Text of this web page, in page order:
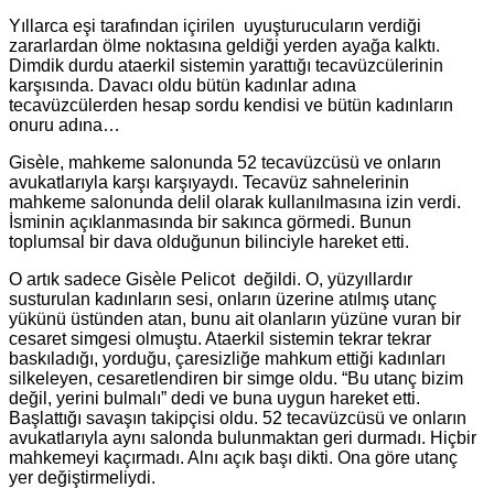
Yıllarca eşi tarafından içirilen uyuşturucuların verdiği
zararlardan ölme noktasına geldiği yerden ayağa kalktı.
Dimdik durdu ataerkil sistemin yarattığı tecavüzcülerinin
karşısında. Davacı oldu bütün kadınlar adına
tecavüzcülerden hesap sordu kendisi ve bütün kadınların
onuru adına…
Gisèle, mahkeme salonunda 52 tecavüzcüsü ve onların
avukatlarıyla karşı karşıyaydı. Tecavüz sahnelerinin
mahkeme salonunda delil olarak kullanılmasına izin verdi.
İsminin açıklanmasında bir sakınca görmedi. Bunun
toplumsal bir dava olduğunun bilinciyle hareket etti.
O artık sadece Gisèle Pelicot değildi. O, yüzyıllardır
susturulan kadınların sesi, onların üzerine atılmış utanç
yükünü üstünden atan, bunu ait olanların yüzüne vuran bir
cesaret simgesi olmuştu. Ataerkil sistemin tekrar tekrar
baskıladığı, yorduğu, çaresizliğe mahkum ettiği kadınları
silkeleyen, cesaretlendiren bir simge oldu. “Bu utanç bizim
değil, yerini bulmalı” dedi ve buna uygun hareket etti.
Başlattığı savaşın takipçisi oldu. 52 tecavüzcüsü ve onların
avukatlarıyla aynı salonda bulunmaktan geri durmadı. Hiçbir
mahkemeyi kaçırmadı. Alnı açık başı dikti. Ona göre utanç
yer değiştirmeliydi.